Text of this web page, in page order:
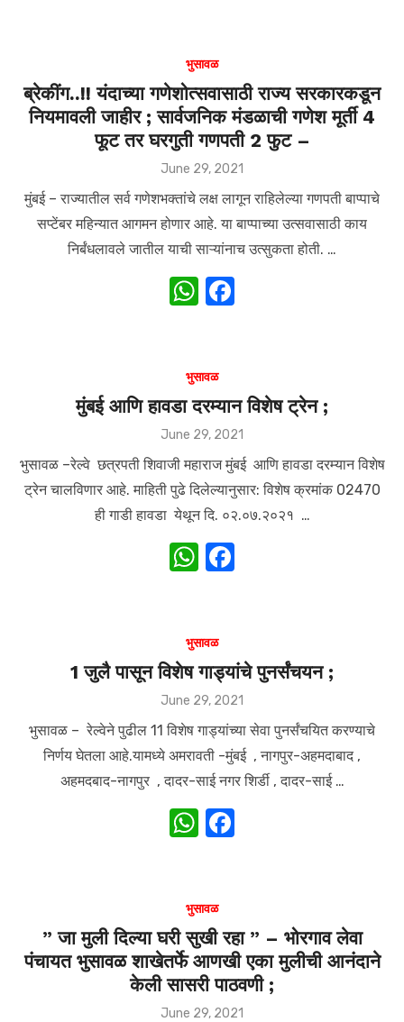
s
A
p
p
b
o
o
k
भुसावळ
ब्रेकींग..!! यंदाच्या गणेशोत्सवासाठी राज्य सरकारकडून
नियमावली जाहीर ; सार्वजनिक मंडळाची गणेश मूर्ती 4
फूट तर घरगुती गणपती 2 फुट –
Posted
June 29, 2021
मुंबई – राज्यातील सर्व गणेशभक्तांचे लक्ष लागून राहिलेल्या गणपती बाप्पाचे
सप्टेंबर महिन्यात आगमन होणार आहे. या बाप्पाच्या उत्सवासाठी काय
निर्बंधलावले जातील याची साऱ्यांनाच उत्सुकता होती. …
W
s
A
p
p
b
o
o
k
भुसावळ
मुंबई आणि हावडा दरम्यान विशेष ट्रेन ;
Posted
June 29, 2021
भुसावळ –रेल्वे छत्रपती शिवाजी महाराज मुंबई आणि हावडा दरम्यान विशेष
ट्रेन चालविणार आहे. माहिती पुढे दिलेल्यानुसार: विशेष क्रमांक 02470
ही गाडी हावडा येथून दि. ०२.०७.२०२१ …
W
s
A
p
p
b
o
o
k
भुसावळ
1 जुलै पासून विशेष गाड्यांचे पुनर्संचयन ;
Posted
June 29, 2021
भुसावळ – रेल्वेने पुढील 11 विशेष गाड्यांच्या सेवा पुनर्संचयित करण्याचे
निर्णय घेतला आहे.यामध्ये अमरावती -मुंबई , नागपुर-अहमदाबाद ,
अहमदबाद-नागपुर , दादर-साई नगर शिर्डी , दादर-साई …
W
s
A
p
p
b
o
o
भुसावळ
” जा मुली दिल्या घरी सुखी रहा ” – भोरगाव लेवा
पंचायत भुसावळ शाखेतर्फे आणखी एका मुलीची आनंदाने
केली सासरी पाठवणी ;
Posted
June 29, 2021